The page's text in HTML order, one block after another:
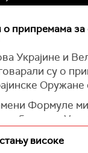
о припремама за
Украјине и
су о
Оружане
Формуле
високе